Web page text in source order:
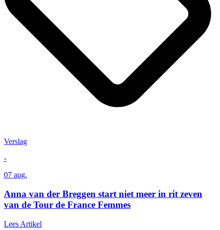
Verslag
-
07 aug.
Anna van der Breggen start niet meer in rit zeven
van de Tour de France Femmes
Lees Artikel